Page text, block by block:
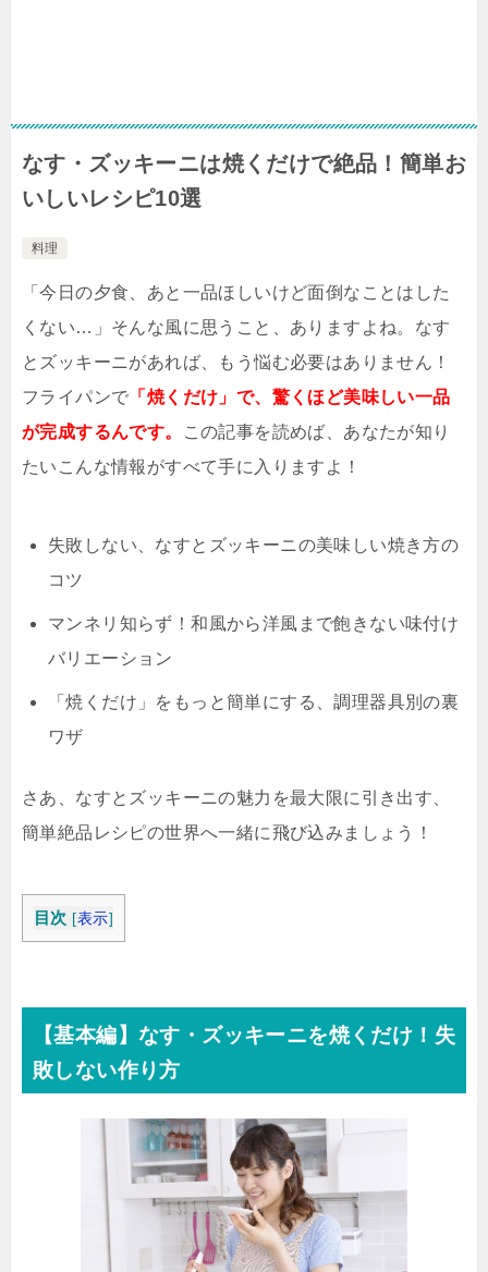
なす・ズッキーニは焼くだけで絶品！簡単お
いしいレシピ10選
料理
「今日の夕食、あと一品ほしいけど面倒なことはした
くない…」そんな風に思うこと、ありますよね。なす
とズッキーニがあれば、もう悩む必要はありません！
フライパンで 「焼くだけ」で、驚くほど美味しい一品
が完成するんです。
この記事を読めば、あなたが知り
たいこんな情報がすべて手に入りますよ！
失敗しない、なすとズッキーニの美味しい焼き方の
コツ
マンネリ知らず！和風から洋風まで飽きない味付け
バリエーション
「焼くだけ」をもっと簡単にする、調理器具別の裏
ワザ
さあ、なすとズッキーニの魅力を最大限に引き出す、
簡単絶品レシピの世界へ一緒に飛び込みましょう！
目次 [表示]
【基本編】なす・ズッキーニを焼くだけ！失
敗しない作り方